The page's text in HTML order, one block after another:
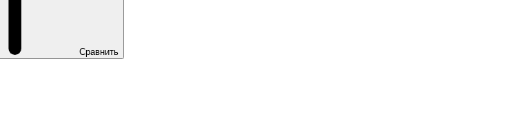
Сравнить